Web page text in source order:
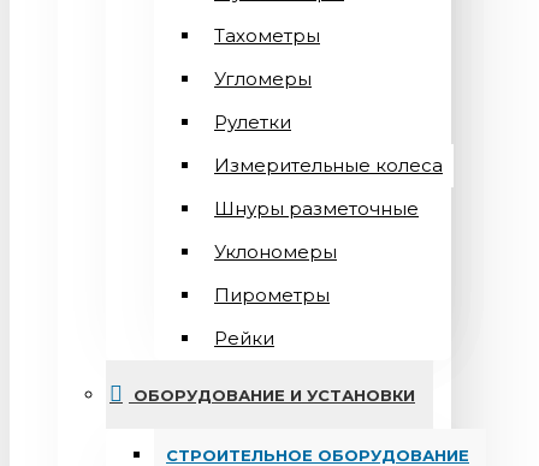
Тахометры
Угломеры
Рулетки
Измерительные колеса
Шнуры разметочные
Уклономеры
Пирометры
Рейки
ОБОРУДОВАНИЕ И УСТАНОВКИ
СТРОИТЕЛЬНОЕ ОБОРУДОВАНИЕ